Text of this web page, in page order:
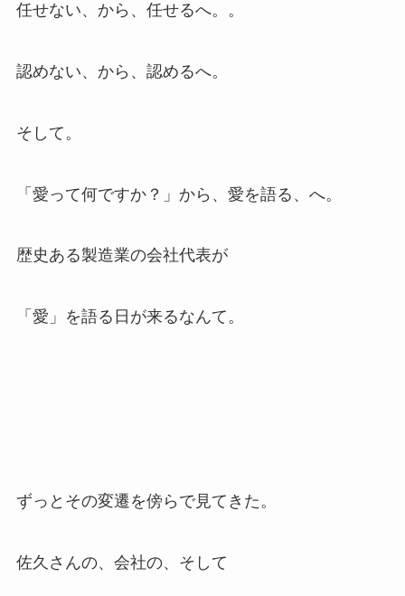
任せない、から、任せるへ。。
認めない、から、認めるへ。
そして。
「愛って何ですか？」から、愛を語る、へ。
歴史ある製造業の会社代表が
「愛」を語る日が来るなんて。
ずっとその変遷を傍らで見てきた。
佐久さんの、会社の、そして